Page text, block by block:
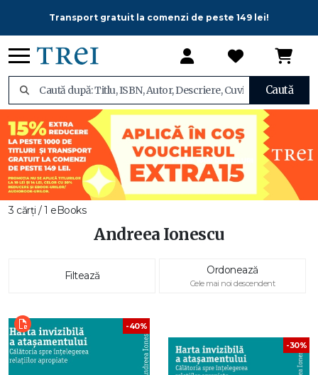
Transport gratuit la comenzi de peste 149 lei!
Caută
3 cărți / 1 eBooks
Andreea Ionescu
Filtează Ordonează
Cele mai noi descendent
-40%
-30%